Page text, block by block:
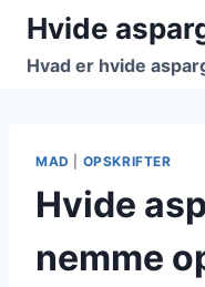
Fortsæt
indhold
Hvide
Hvad er hvide
MAD OPSKRIFTER
Hvide
nemme